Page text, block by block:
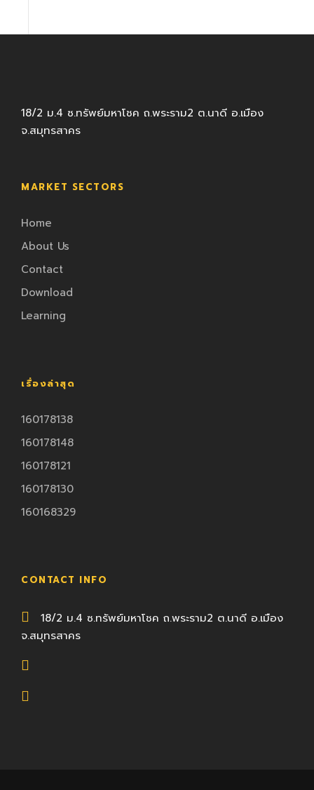
18/2 ม.4 ซ.ทรัพย์มหาโชค ถ.พระราม2 ต.นาดี อ.เมือง
จ.สมุทรสาคร
MARKET SECTORS
Home
About Us
Contact
Download
Learning
เรื่องล่าสุด
160178138
160178148
160178121
160178130
160168329
CONTACT INFO
18/2 ม.4 ซ.ทรัพย์มหาโชค ถ.พระราม2 ต.นาดี อ.เมือง
จ.สมุทรสาคร